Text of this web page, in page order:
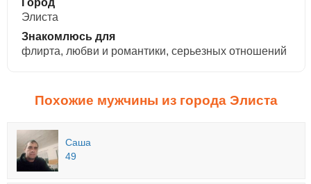
Город
Элиста
Знакомлюсь для
флирта, любви и романтики, cерьезных отношений
Похожие мужчины из города Элиста
Саша
49